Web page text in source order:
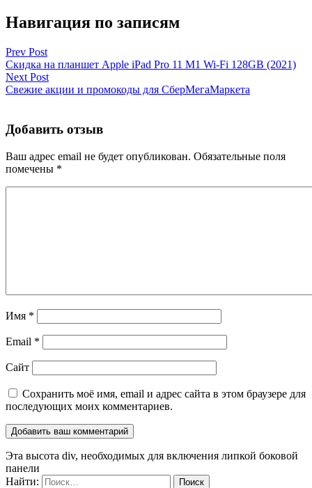
Навигация по записям
Prev Post
Скидка на планшет Apple iPad Pro 11 M1 Wi-Fi 128GB (2021)
Next Post
Свежие акции и промокоды для СберМегаМаркета
Добавить отзыв
Ваш адрес email не будет опубликован. Обязательные поля
помечены *
Имя *
Email *
Сайт
Сохранить моё имя, email и адрес сайта в этом браузере для
последующих моих комментариев.
Эта высота div, необходимых для включения липкой боковой
панели
Найти: